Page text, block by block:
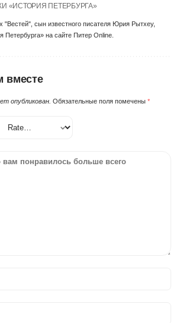
«ИСТОРИЯ ПЕТЕРБУРГА»
"Вестей", сын известного писателя Юрия Рытхеу,
Петербурга» на сайте Питер Online.
вместе
опубликован. Обязательные поля помечены *